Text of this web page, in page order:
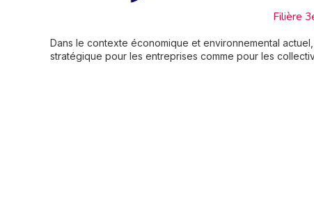
Filière
Dans le contexte économique et environnemental
stratégique pour les entreprises comme pour les